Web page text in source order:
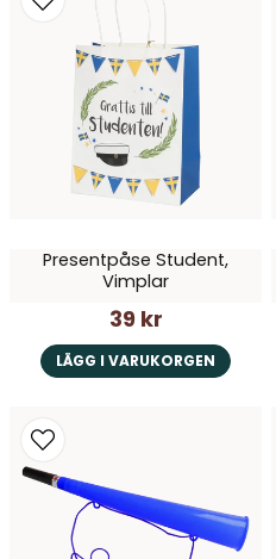
Andreas
för 1 år sedan
för 1 år sedan
Maud Uppvall
Presentpåse Student,
Vimplar
39 kr
LÄGG I VARUKORGEN